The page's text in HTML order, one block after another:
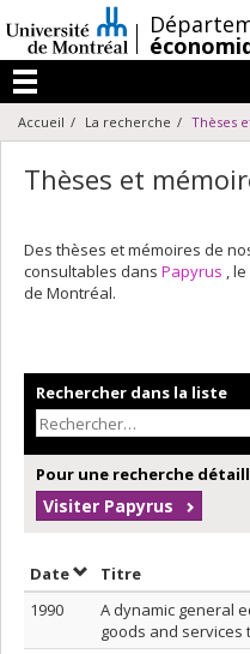
au
contenu
/
Menu
Accueil La recherche Thèses
Thèses et
Des thèses et mémoires de
consultables dans Papyrus ,
de Montréal.
Rechercher dans la liste
Pour une recherche
Visiter Papyrus
DateTrier par date en
Titre
1990
A dynamic general
goods and